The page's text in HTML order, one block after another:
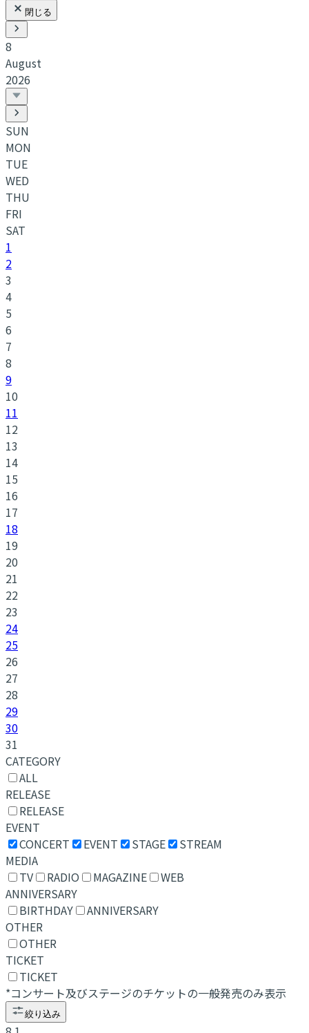
閉じる
8
August
2026
SUN
MON
TUE
WED
THU
FRI
SAT
1
2
3
4
5
6
7
8
9
10
11
12
13
14
15
16
17
18
19
20
21
22
23
24
25
26
27
28
29
30
31
CATEGORY
ALL
RELEASE
RELEASE
EVENT
CONCERT
EVENT STAGE
STREAM
MEDIA
TV
RADIO MAGAZINE
WEB
ANNIVERSARY
BIRTHDAY
ANNIVERSARY
OTHER
OTHER
TICKET
TICKET
*コンサート及びステージのチケットの一般発売のみ表示
絞り込み